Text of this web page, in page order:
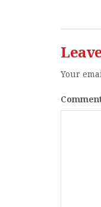
Your